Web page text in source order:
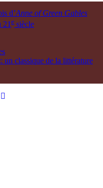
d’Anne of Green Gables
21e siècle
: un classique de la littérature